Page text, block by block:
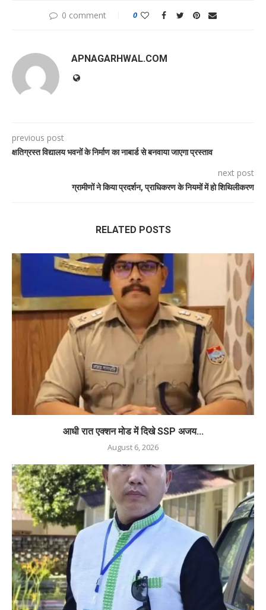
0 comment 0
APNAGARHWAL.COM
previous post
क्षतिग्रस्त विद्यालय भवनों के निर्माण का नाबार्ड से बनवाया जाएगा प्रस्ताव
next post
ग्रामीणों ने किया प्रदर्शन, प्राधिकरण के नियमों में हो शिथिलीकरण
RELATED POSTS
आधी रात एक्शन मोड में दिखे SSP अजय...
August 6, 2026